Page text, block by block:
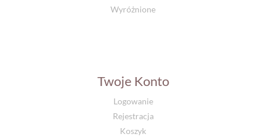
Wyróżnione
Twoje Konto
Logowanie
Rejestracja
Koszyk